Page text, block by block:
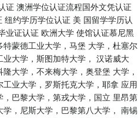
证 澳洲学位认证流程国外文凭认证
约学历学位认证 美 国留学学历认
业证认证 欧洲大学 使馆认证慕尼黑
蒙德工业大学，马堡 大学，杜塞尔
大学，斯图加特大学， 汉诺威大
大学，不来梅大学，奥登堡 大学，
业大学，罗斯托克大学，耶拿 应用
巴黎大学，第戎大学，国立 里昂第
，尼斯大学，巴黎第八大学， 南锡